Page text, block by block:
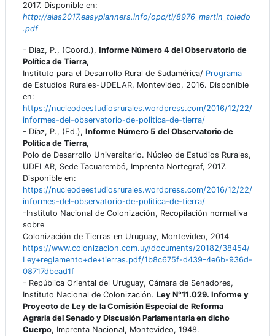
2017. Disponible en:
http://alas2017.easyplanners.info/opc/tl/8976_martin_toledo
.pdf
- Díaz, P., (Coord.), Informe Número 4 del Observatorio de
Política de Tierra,
Instituto para el Desarrollo Rural de Sudamérica/ Programa
de Estudios Rurales-UDELAR, Montevideo, 2016. Disponible
en:
https://nucleodeestudiosrurales.wordpress.com/2016/12/22/
informes-del-observatorio-de-politica-de-tierra/
- Díaz, P., (Ed.), Informe Número 5 del Observatorio de
Política de Tierra,
Polo de Desarrollo Universitario. Núcleo de Estudios Rurales,
UDELAR, Sede Tacuarembó, Imprenta Nortegraf, 2017.
Disponible en:
https://nucleodeestudiosrurales.wordpress.com/2016/12/22/
informes-del-observatorio-de-politica-de-tierra/
-Instituto Nacional de Colonización, Recopilación normativa
sobre
Colonización de Tierras en Uruguay, Montevideo, 2014
https://www.colonizacion.com.uy/documents/20182/38454/
Ley+reglamento+de+tierras.pdf/1b8c675f-d439-4e6b-936d-
08717dbead1f
- República Oriental del Uruguay, Cámara de Senadores,
Instituto Nacional de Colonización. Ley N°11.029. Informe y
Proyecto de Ley de la Comisión Especial de Reforma
Agraria del Senado y Discusión Parlamentaria en dicho
Cuerpo, Imprenta Nacional, Montevideo, 1948.